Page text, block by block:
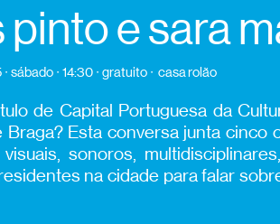
e sara
sábado 14:30 gratuito casa rolão
de Capital Portuguesa daC
Braga? Esta conversajunta cinco
sonoros,
na cidade para falar